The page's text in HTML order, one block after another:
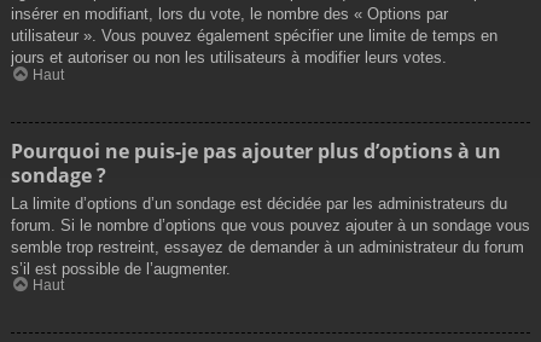
insérer en modifiant, lors du vote, le nombre des « Options par
utilisateur ». Vous pouvez également spécifier une limite de temps en
jours et autoriser ou non les utilisateurs à modifier leurs votes.
Haut
Pourquoi ne puis-je pas ajouter plus d’options à un
sondage ?
La limite d’options d’un sondage est décidée par les administrateurs du
forum. Si le nombre d’options que vous pouvez ajouter à un sondage vous
semble trop restreint, essayez de demander à un administrateur du forum
s’il est possible de l’augmenter.
Haut